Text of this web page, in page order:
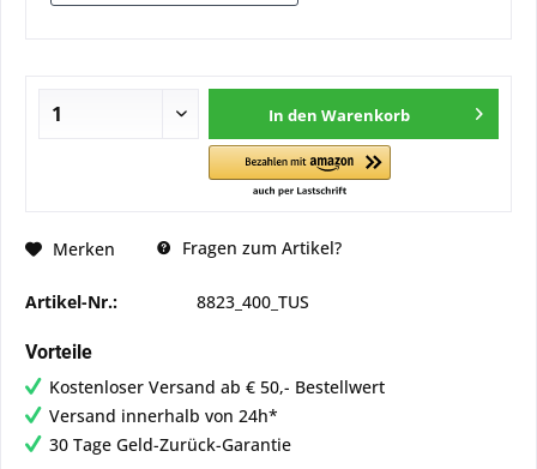
In den Warenkorb
Merken Fragen zum Artikel?
Artikel-Nr.: 8823_400_TUS
Vorteile
Kostenloser Versand ab € 50,- Bestellwert
Versand innerhalb von 24h*
30 Tage Geld-Zurück-Garantie